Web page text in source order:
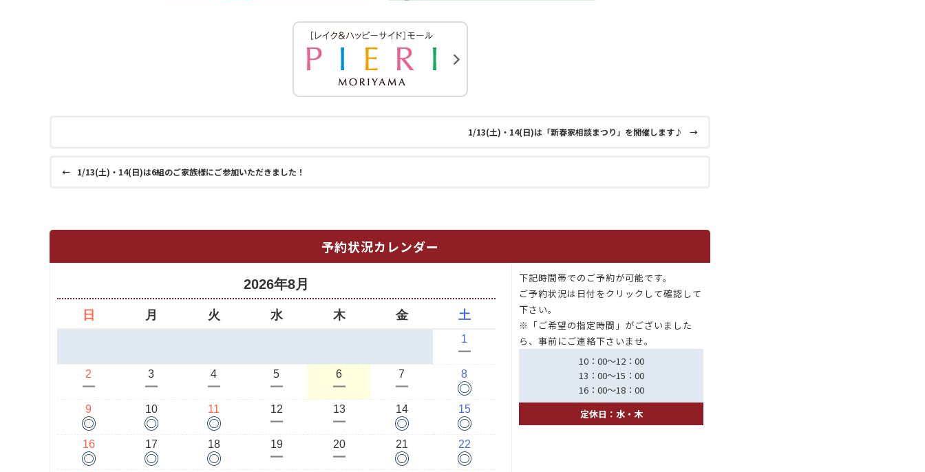
1/13(土)・14(日)は「新春家相談まつり」を開催します♪ →
← 1/13(土)・14(日)は6組のご家族様にご参加いただきました！
予約状況カレンダー
2026年8月
日 月 火 水 木 金 土
1
ー
2
ー
3
ー
4
ー
5
ー
6
ー
7
ー
8
◎
9
◎
10
◎
11
◎
12
ー
13
ー
14
◎
15
◎
16
◎
17
◎
18
◎
19
ー
20
ー
21
◎
22
◎
下記時間帯でのご予約が可能です。
ご予約状況は日付をクリックして確認して
下さい。
※「ご希望の指定時間」がございました
ら、事前にご連絡下さいませ。
10：00～12：00
13：00～15：00
16：00～18：00
定休日：水・木